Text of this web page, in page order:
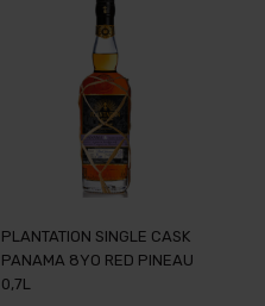
PLANTATION SINGLE CASK
PANAMA 8YO RED PINEAU
0,7L